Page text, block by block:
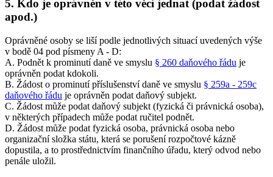
5. Kdo je oprávněn v této věci jednat (podat žádost
apod.)
Oprávněné osoby se liší podle jednotlivých situací uvedených výše
v bodě 04 pod písmeny A - D:
A. Podnět k prominutí daně ve smyslu § 260 daňového řádu je
oprávněn podat kdokoli.
B. Žádost o prominutí příslušenství daně ve smyslu § 259a - 259c
daňového řádu je oprávněn podat daňový subjekt.
C. Žádost může podat daňový subjekt (fyzická či právnická osoba),
v některých případech může podat ručitel podnět.
D. Žádost může podat fyzická osoba, právnická osoba nebo
organizační složka státu, která se porušení rozpočtové kázně
dopustila, a to prostřednictvím finančního úřadu, který odvod nebo
penále uložil.